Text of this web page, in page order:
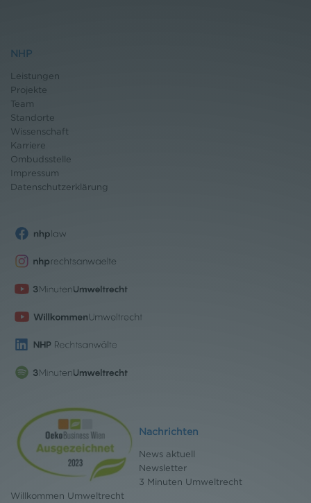
NHP
Leistungen
Projekte
Team
Standorte
Wissenschaft
Karriere
Ombudsstelle
Impressum
Datenschutzerklärung
Nachrichten
News aktuell
Newsletter
3 Minuten Umweltrecht
Willkommen Umweltrecht